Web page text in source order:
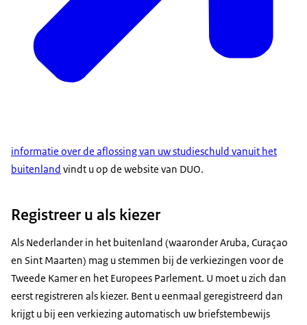
informatie over de aflossing van uw studieschuld vanuit het
buitenland vindt u op de website van DUO.
Registreer u als kiezer
Als Nederlander in het buitenland (waaronder Aruba, Curaçao
en Sint Maarten) mag u stemmen bij de verkiezingen voor de
Tweede Kamer en het Europees Parlement. U moet u zich dan
eerst registreren als kiezer. Bent u eenmaal geregistreerd dan
krijgt u bij een verkiezing automatisch uw briefstembewijs